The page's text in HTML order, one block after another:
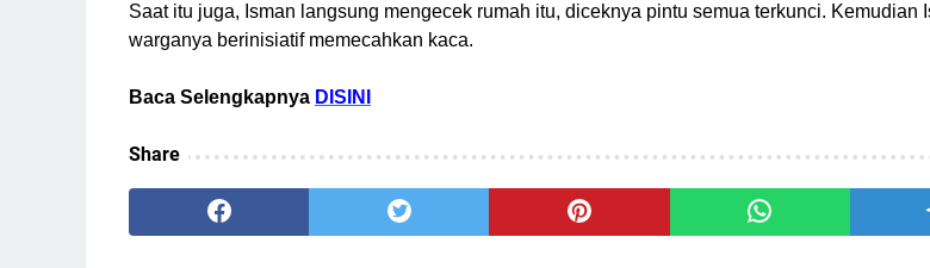
Saat itu juga, Isman langsung mengecek rumah itu, diceknya pintu semua terkunci. Kemudian
warganya berinisiatif memecahkan kaca.
Baca Selengkapnya DISINI
Share